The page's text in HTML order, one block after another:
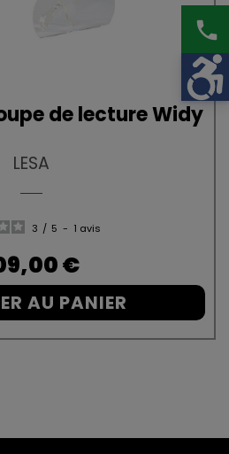
de lecture Widy
LESA
3 / 5 - 1 avis
€
AU PANIER
phone